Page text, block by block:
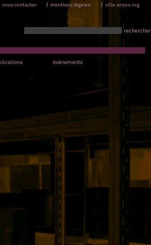
nous contacter | mentions légales | villa-arson.org
rechercher
événements